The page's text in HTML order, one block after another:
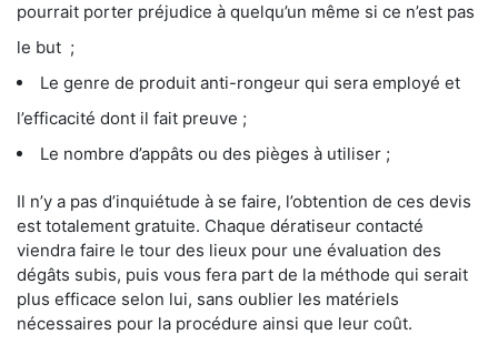
pourrait porter préjudice à quelqu’un même si ce n’est pas
le but ;
Le genre de produit anti-rongeur qui sera employé et
l’efficacité dont il fait preuve ;
Le nombre d’appâts ou des pièges à utiliser ;
Il n’y a pas d’inquiétude à se faire, l’obtention de ces devis
est totalement gratuite. Chaque dératiseur contacté
viendra faire le tour des lieux pour une évaluation des
dégâts subis, puis vous fera part de la méthode qui serait
plus efficace selon lui, sans oublier les matériels
nécessaires pour la procédure ainsi que leur coût.